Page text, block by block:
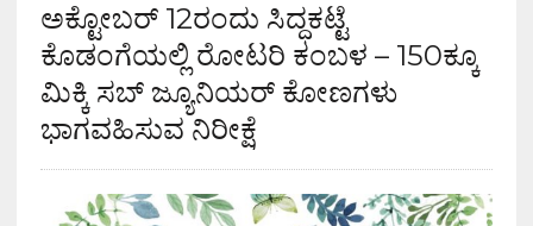
ಅಕ್ಟೋಬರ್ 12ರಂದು ಸಿದ್ಧಕಟ್ಟೆ
ಕೊಡಂಗೆಯಲ್ಲಿ ರೋಟರಿ ಕಂಬಳ – 150ಕ್ಕೂ
ಮಿಕ್ಕಿ ಸಬ್ ಜ್ಯೂನಿಯರ್ ಕೋಣಗಳು
ಭಾಗವಹಿಸುವ ನಿರೀಕ್ಷೆ